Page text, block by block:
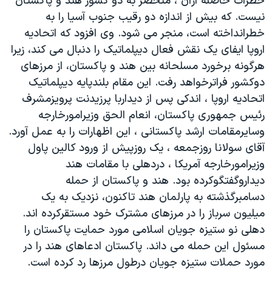
فرهنگ و زندگی
حقوق شهروندی
اقتصادی
علم و فناوری
گالری عکس
آرشیو پخش زنده
مستندها
انتخابات ریاست جمهوری آمریکا ۲۰۲۴
حمله جمهوری اسلامی به اسرائیل
رمز مهسا
ورزش زنان در ایران
اعتراضات زن، زندگی، آزادی
مجموعه مستندهای دادخواهی
تریبونال مردمی آبان ۹۸
دادگاه حمید نوری
چهل سال گروگان‌گیری
قانون شفافیت دارائی کادر رهبری ایران
اعتراضات مردمی آبان ۹۸
دنبال کنید
زبانهای مختلف
نيست. که بيش از اندازه دو رقيب جنوب آسيا را به
خطرانداخته است، منجر می شود. وی افزود که اتحاديه
اروپا ايفای يک نقش فعال ديپلماتيک را دنبال می کند، زيرا
هرگونه برخورد مسلحانه بين هند و پاکستان، از مرزهای
دوکشور فراترخواهد رفت. اين مقام بلندپايه ديپلماتيک
اتحاديه اروپا ، اندکی پس از ديداربا پرزيدنت پرويزمشرف
رئيس جمهوری پاکستان، انعام الحق وزيرامورخارجه
وسايرمقامات ارشد پاکستانی ، اين اظهارات را به عمل آورد.
آقای سولانا روزجمعه ، يک روزپيش از ورود کالين پاول
وزيرامورخارجه آمريکا ، دردهلی با مقامات هند
ديداروگفتگوکرده بود. هند و پاکستان از حمله
دسامبرگذشته به پارلمان هند تاکنون، نزديک به يک
ميليون سرباز را در مرزهای مشترک خود مستقرکرده اند.
دهلی نو ستيزه جويان اسلامی مورد حمايت پاکستان را
مسئول اين حمله می داند. پاکستان ادعاهای هند را در
مورد حملات ستيزه جويان درطول مرزها رد کرده است.